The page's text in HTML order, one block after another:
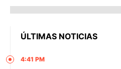
ÚLTIMAS NOTICIAS
4:41 PM